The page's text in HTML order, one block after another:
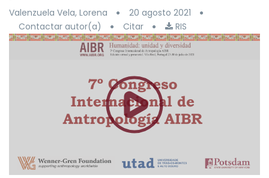
Valenzuela Vela, Lorena
20 agosto 2021
Contactar autor(a)
Citar RIS